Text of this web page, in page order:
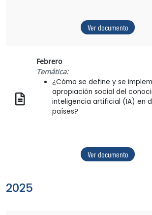
Ver documento
Febrero
Temática:
¿Cómo se define y se
apropiación social del
inteligencia artificial (IA) en
países?
Ver documento
2025